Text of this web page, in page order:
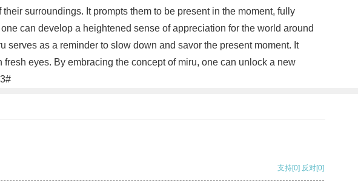
surroundings. It prompts them to be present in the moment, fully
can develop a heightened sense of appreciation for the world around
as a reminder to slow down and savor the present moment. It
eyes. By embracing the concept of miru, one can unlock a new
支持[0] 反对[0]